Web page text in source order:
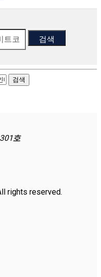
검색
검색
호
rights reserved.